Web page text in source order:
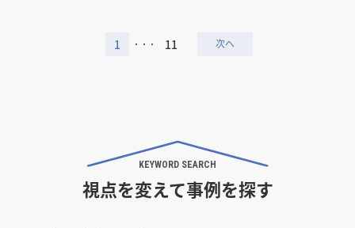
1 ・・・ 11
KEYWORD SEARCH
視点を変えて事例を探す